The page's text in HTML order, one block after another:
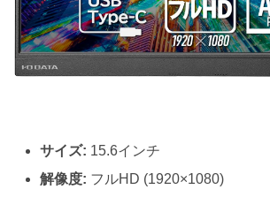
サイズ: 15.6インチ
解像度: フルHD (1920×1080)